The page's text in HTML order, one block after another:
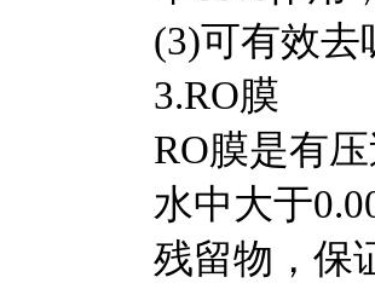
(3)可有效去
3.RO膜
RO膜是有
水中大于
残留物，保